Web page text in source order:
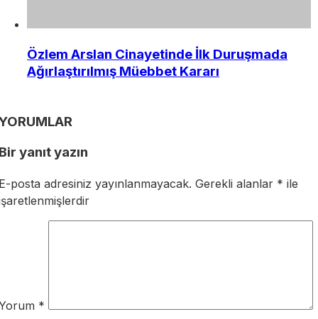
Özlem Arslan Cinayetinde İlk Duruşmada
Ağırlaştırılmış Müebbet Kararı
yanıt yazın
posta adresiniz yayınlanmayacak. Gerekli alanlar * ile
*